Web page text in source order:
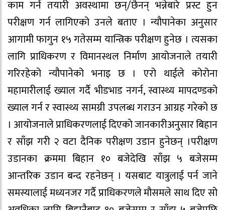
काम गर्न तयारी अवस्थामा छन्/छैनन् भन्नेबारे प्रस्ट हुन
परीक्षण गर्न लागिएको उनले बताए । न्यौपानेका अनुसार
आगामी फागुन १५ गतेसम्म यान्त्रिक परीक्षण हुनेछ । त्यसका
लागि प्राधिकरण र विमानस्थल निर्माण आयोजनाले तयारी
गरिरहेको न्यौपानेको भनाइ छ । एरो थाईले कोरोना
महामारीलाई ख्याल गर्दै भीडभाड नगर्न, स्वास्थ्य मापदण्डको
ख्याल गर्न र स्वास्थ्य सामग्री उपलब्ध गराउन आग्रह गरेको छ
। आयोजनाले प्राधिकरणलाई दिएको जानकारीअनुसार बिहान
र साँझ गरी २ वटा दैनिक परीक्षण उडान हुनेछन् ।परीक्षण
उडानका क्रममा बिहान १० बजेदेखि साँझ ५ बजेसम्म
आन्तरिक उडान बन्द रहनेछन् । यसबाट यात्रुलाई पर्न जाने
समस्यालाई मध्यनजर गर्दै प्राधिकरणले मौसमले साथ दिए सो